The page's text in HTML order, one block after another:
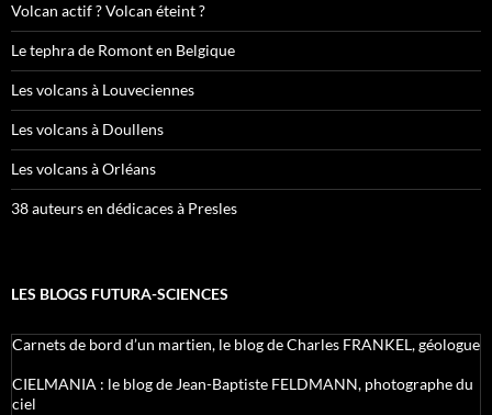
Volcan actif ? Volcan éteint ?
Le tephra de Romont en Belgique
Les volcans à Louveciennes
Les volcans à Doullens
Les volcans à Orléans
38 auteurs en dédicaces à Presles
LES BLOGS FUTURA-SCIENCES
Carnets de bord d’un martien, le blog de Charles FRANKEL, géologue
CIELMANIA : le blog de Jean-Baptiste FELDMANN, photographe du
ciel